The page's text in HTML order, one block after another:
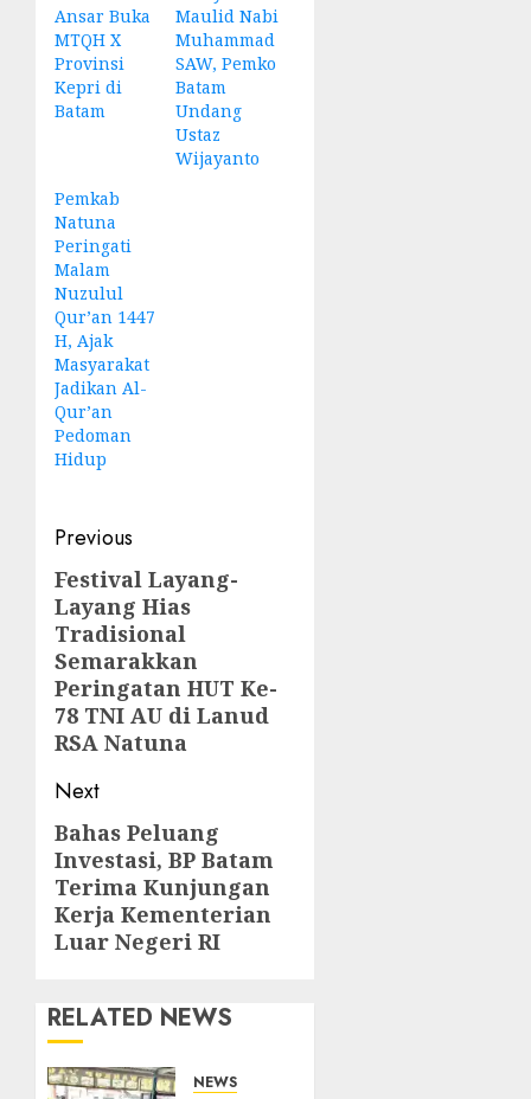
Ansar Buka
MTQH X
Provinsi
Kepri di
Batam
Maulid Nabi
Muhammad
SAW, Pemko
Batam
Undang
Ustaz
Wijayanto
Pemkab
Natuna
Peringati
Malam
Nuzulul
Qur’an 1447
H, Ajak
Masyarakat
Jadikan Al-
Qur’an
Pedoman
Hidup
Post
navigation
Previous
Previous
post:
Festival Layang-
Layang Hias
Tradisional
Semarakkan
Peringatan HUT Ke-
78 TNI AU di Lanud
RSA Natuna
Next
Next
post:
Bahas Peluang
Investasi, BP Batam
Terima Kunjungan
Kerja Kementerian
Luar Negeri RI
RELATED NEWS
NEWS